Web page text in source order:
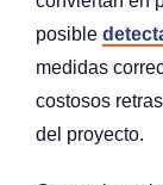
posible
medidas
costosos
del proyecto.